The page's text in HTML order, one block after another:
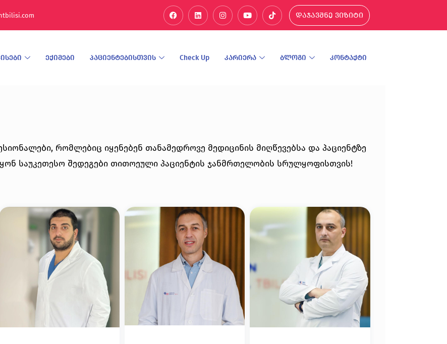
დაჯავშნე ვიზიტი
ექიმები პაციენტებისთვის Check Up კარიერა ბლოგი კონტაქტი
რომლებიც იყენებენ თანამედროვე მედიცინის მიღწევებსა და პაციენტზე
საუკეთესო შედეგები თითოეული პაციენტის ჯანმრთელობის სრულყოფისთვის!